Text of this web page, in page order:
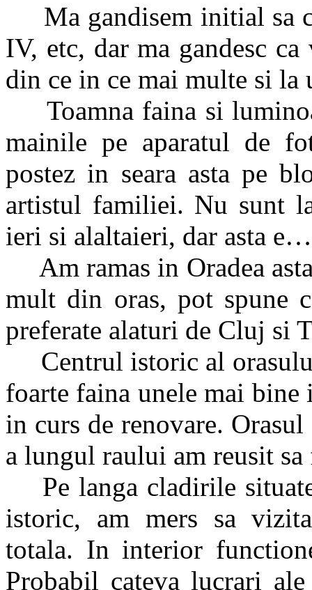
Ma gandisem initial sa
IV, etc, dar ma gandesc
din ce in ce mai multe si
Toamna faina si
mainile pe aparatul de
postez in seara asta pe
artistul familiei. Nu sunt
ieri si alaltaieri, dar asta
Am ramas in Oradea
mult din oras, pot spune
preferate alaturi de Cluj si
Centrul istoric al
foarte faina unele mai
in curs de renovare.
a lungul raului am reusit
Pe langa cladirile
istoric, am mers sa
totala. In interior
Probabil cateva lucrari